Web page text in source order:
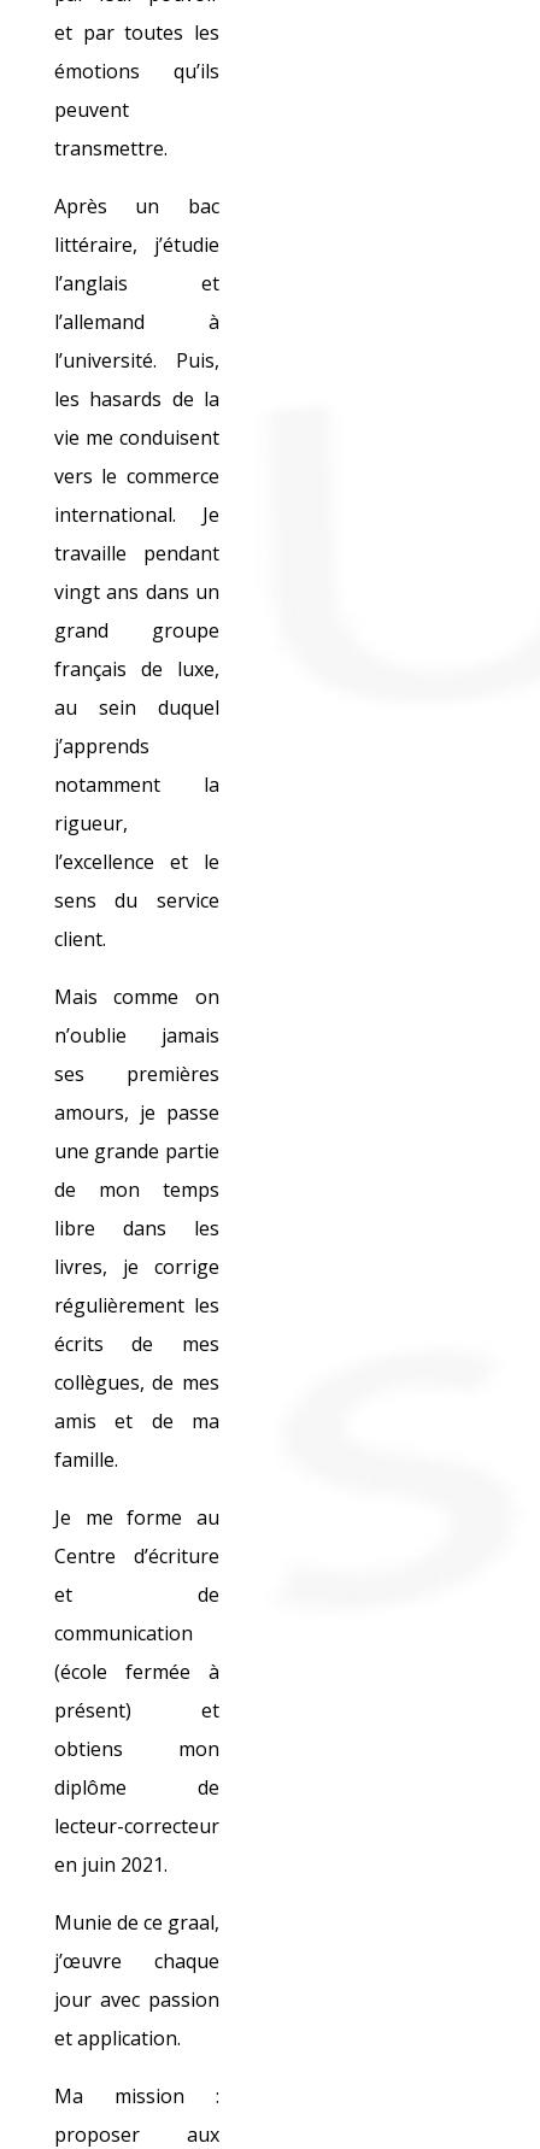
et par toutes les
émotions qu’ils
peuvent
transmettre.
Après un bac
littéraire, j’étudie
l’anglais et
l’allemand à
l’université. Puis,
les hasards de la
vie me conduisent
vers le commerce
international. Je
travaille pendant
vingt ans dans un
grand groupe
français de luxe,
au sein duquel
j’apprends
notamment la
rigueur,
l’excellence et le
sens du service
client.
Mais comme on
n’oublie jamais
ses premières
amours, je passe
une grande partie
de mon temps
libre dans les
livres, je corrige
régulièrement les
écrits de mes
collègues, de mes
amis et de ma
famille.
Je me forme au
Centre d’écriture
et de
communication
(école fermée à
présent) et
obtiens mon
diplôme de
lecteur-correcteur
en juin 2021.
Munie de ce graal,
j’œuvre chaque
jour avec passion
et application.
Ma mission :
proposer aux